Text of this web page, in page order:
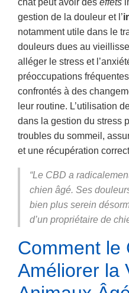
chat peut avoir des effets
gestion de la douleur et l’
notamment utile dans le
douleurs dues au
alléger le stress et
préoccupations
confrontés à des
leur routine. L’utilisation
dans la gestion du stress
troubles du sommeil,
et une récupération
“Le CBD a
chien âgé. Ses
bien plus serein
d’un propriétaire de
Comment le
Améliorer la